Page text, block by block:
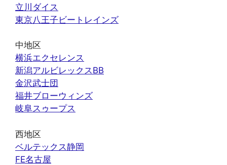
立川ダイス
東京八王子ビートレインズ
中地区
横浜エクセレンス
新潟アルビレックスBB
金沢武士団
福井ブローウィンズ
岐阜スゥープス
西地区
ベルテックス静岡
FE名古屋